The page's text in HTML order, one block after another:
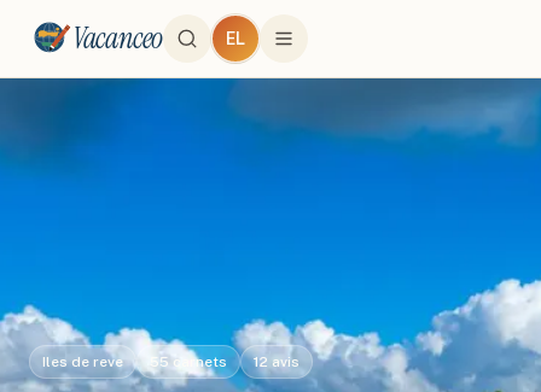
Vacanceo EL
Iles de reve 55 carnets 12 avis